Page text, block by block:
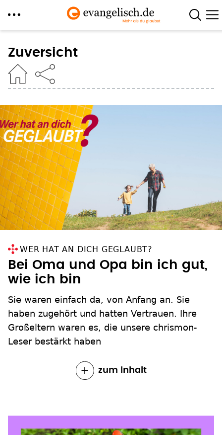
zum
Inhalt
Zuversicht
WER HAT AN DICH GEGLAUBT?
Bei Oma und Opa bin ich gut,
wie ich bin
Sie waren einfach da, von Anfang an. Sie
haben zugehört und hatten Vertrauen. Ihre
Großeltern waren es, die unsere chrismon-
Leser bestärkt haben
zum Inhalt